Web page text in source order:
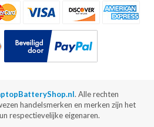
. Alle rechten
handelsmerken en merken zijn het
respectievelijke eigenaren.